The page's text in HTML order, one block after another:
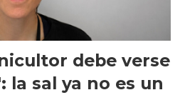
debe verse
la sal ya no es un